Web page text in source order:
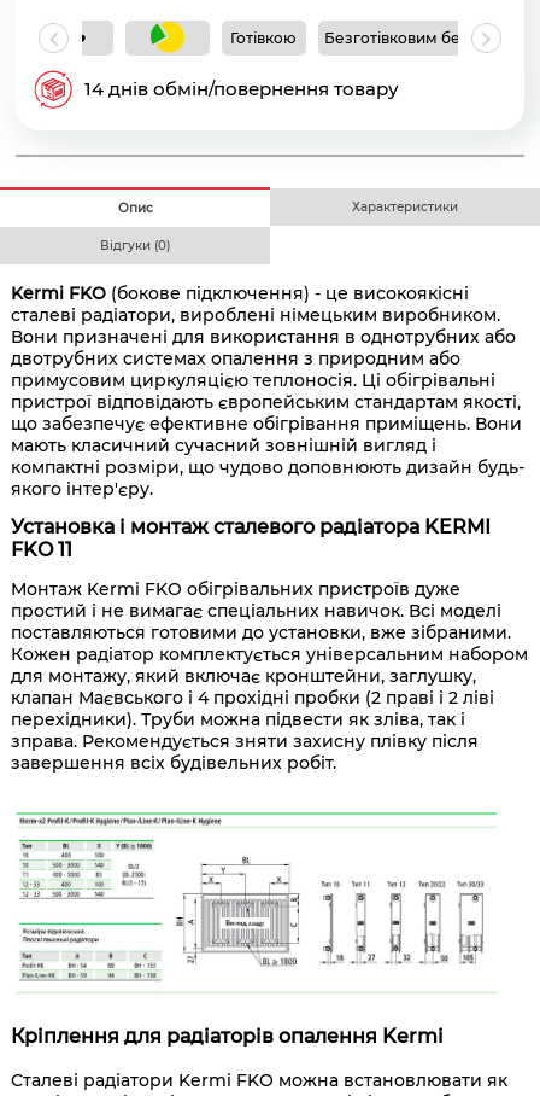
Готівкою Безготівковим без ПДВ
14 днів обмін/повернення товару
Опис Характеристики
Відгуки (0)
Kermi FKO (бокове підключення) - це високоякісні
сталеві радіатори, вироблені німецьким виробником.
Вони призначені для використання в однотрубних або
двотрубних системах опалення з природним або
примусовим циркуляцією теплоносія. Ці обігрівальні
пристрої відповідають європейським стандартам якості,
що забезпечує ефективне обігрівання приміщень. Вони
мають класичний сучасний зовнішній вигляд і
компактні розміри, що чудово доповнюють дизайн будь-
якого інтер'єру.
Установка і монтаж сталевого радіатора KERMI
FKO 11
Монтаж Kermi FKO обігрівальних пристроїв дуже
простий і не вимагає спеціальних навичок. Всі моделі
поставляються готовими до установки, вже зібраними.
Кожен радіатор комплектується універсальним набором
для монтажу, який включає кронштейни, заглушку,
клапан Маєвського і 4 прохідні пробки (2 праві і 2 ліві
перехідники). Труби можна підвести як зліва, так і
зправа. Рекомендується зняти захисну плівку після
завершення всіх будівельних робіт.
Кріплення для радіаторів опалення Kermi
Сталеві радіатори Kermi FKO можна встановлювати як